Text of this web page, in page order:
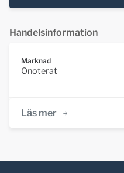
Handelsinformation
Marknad
Onoterat
Läs mer